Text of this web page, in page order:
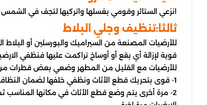
انزعي الستائر وقومي بغسلها واتركيها لتجف في الشمس
ثالثا:تنظيف وجلي البلاط
للأرضيات المصنعة من السيراميك والبورسلين أو
قوية لإزالة أي بقع أو أوساخ تراكمت عليها فنظفي
للأرضيات مع القليل من المطهر وضعي بعض قطرات من
1- قوى بتحريك قطع الأثاث ونظفي خلفها لضمان النظافة الكاملة للمكان
2- مرة أخرى يتم وضع قطع الأثاث في مكانها المناسب ثم اعد ترتيب الغرفة مع فرش سجاد